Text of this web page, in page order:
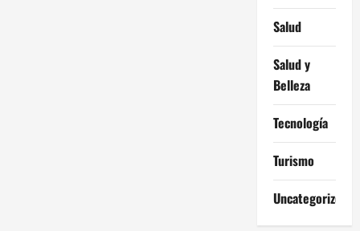
Salud
Salud y
Belleza
Tecnología
Turismo
Uncategorized